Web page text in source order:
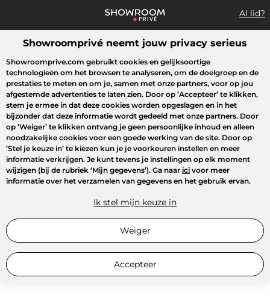
Al lid?
Wat zoek je?
Overzicht sales Sport Fashion Kids Beauty
Showroomprivé neemt jouw privacy serieus
Showroomprive.com gebruikt cookies en gelijksoortige
technologieën om het browsen te analyseren, om de doelgroep en de
prestaties te meten en om je, samen met onze partners, voor op jou
afgestemde advertenties te laten zien. Door op ’Accepteer’ te klikken,
stem je ermee in dat deze cookies worden opgeslagen en in het
bijzonder dat deze informatie wordt gedeeld met onze partners. Door
op ’Weiger’ te klikken ontvang je geen persoonlijke inhoud en alleen
noodzakelijke cookies voor een goede werking van de site. Door op
’Stel je keuze in’ te kiezen kun je je voorkeuren instellen en meer
informatie verkrijgen. Je kunt tevens je instellingen op elk moment
wijzigen (bij de rubriek ‘Mijn gegevens’). Ga naar ici voor meer
informatie over het verzamelen van gegevens en het gebruik ervan.
Ik stel mijn keuze in
Weiger
Accepteer